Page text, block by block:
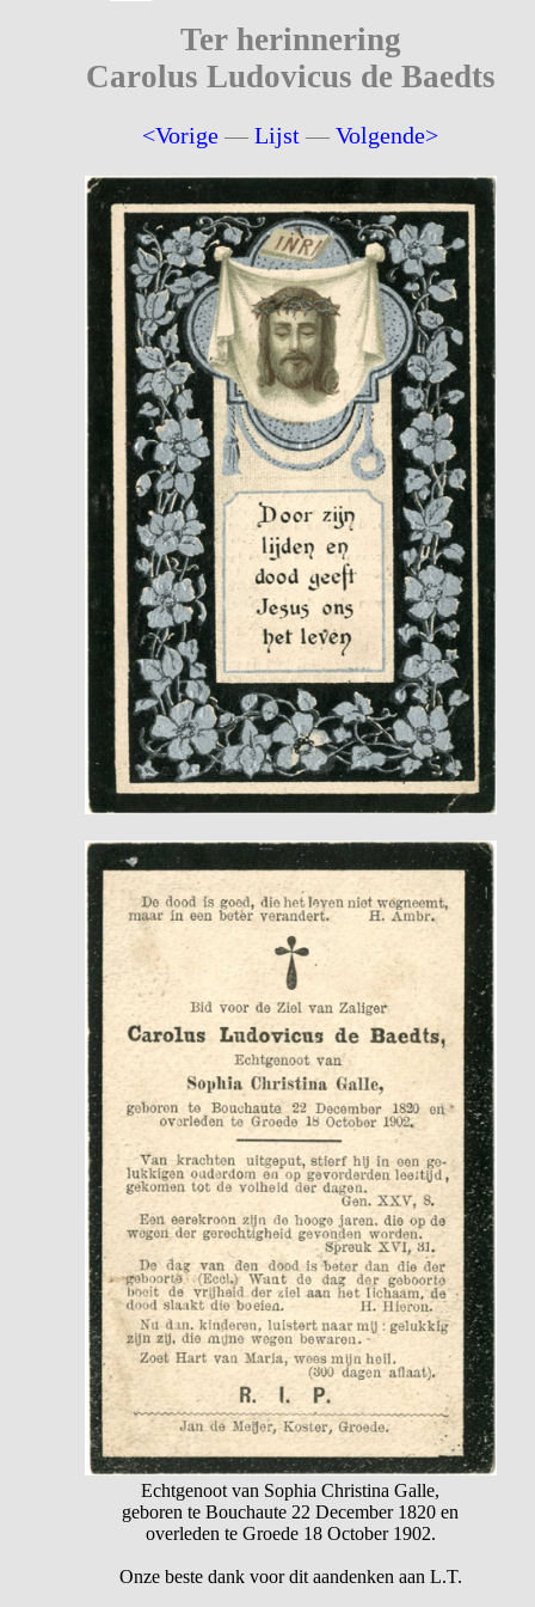
Ter herinnering
Carolus Ludovicus de Baedts
<Vorige —Lijst —Volgende>
Echtgenoot van Sophia Christina Galle,
geboren te Bouchaute 22 December 1820 en
overleden te Groede 18 October 1902.
Onze beste dank voor dit aandenken aan L.T.